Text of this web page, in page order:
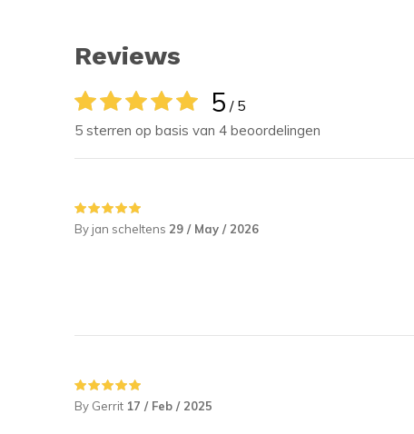
Reviews
5 / 5
5 sterren op basis van 4 beoordelingen
By jan scheltens 29 / May / 2026
By Gerrit 17 / Feb / 2025